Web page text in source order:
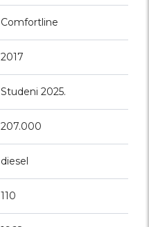
Comfortline
2017
Studeni 2025.
207.000
diesel
110